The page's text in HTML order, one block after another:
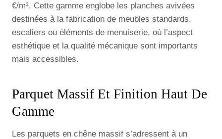
€/m³. Cette gamme englobe les planches avivées
destinées à la fabrication de meubles standards,
escaliers ou éléments de menuiserie, où l’aspect
esthétique et la qualité mécanique sont importants
mais accessibles.
Parquet Massif Et Finition Haut De
Gamme
Les parquets en chêne massif s’adressent à un